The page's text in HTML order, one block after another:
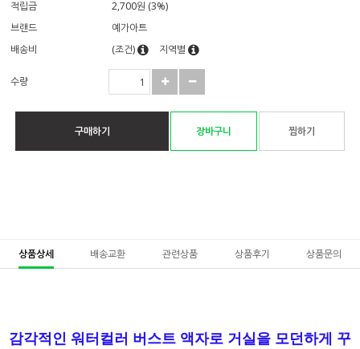
적립금
2,700원 (3%)
브랜드
예가아트
배송비
(조건) 지역별
수량
구매하기 장바구니 찜하기
상품상세 배송교환 관련상품 상품후기 상품문의
감각적인 워터컬러 버스트 액자로 거실을 모던하게 꾸